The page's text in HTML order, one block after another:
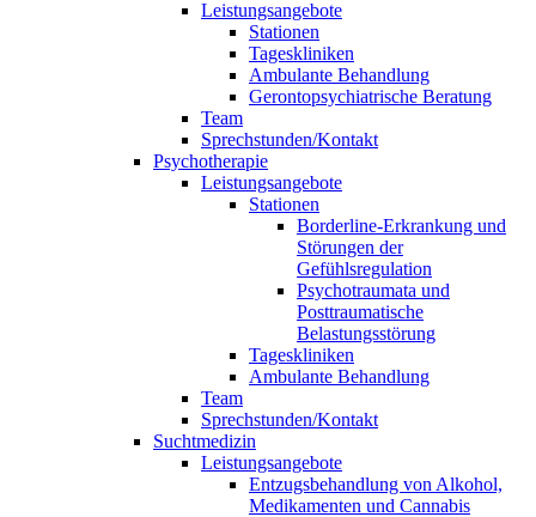
Leistungsangebote
Stationen
Tageskliniken
Ambulante Behandlung
Gerontopsychiatrische Beratung
Team
Sprechstunden/Kontakt
Psychotherapie
Leistungsangebote
Stationen
Borderline-Erkrankung und
Störungen der
Gefühlsregulation
Psychotraumata und
Posttraumatische
Belastungsstörung
Tageskliniken
Ambulante Behandlung
Team
Sprechstunden/Kontakt
Suchtmedizin
Leistungsangebote
Entzugsbehandlung von Alkohol,
Medikamenten und Cannabis